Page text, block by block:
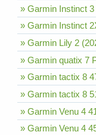
» Garmin Instinct
» Garmin Instinct
» Garmin Lily 2
» Garmin quatix 7
» Garmin tactix 8
» Garmin tactix 8
» Garmin Venu 4
» Garmin Venu 4